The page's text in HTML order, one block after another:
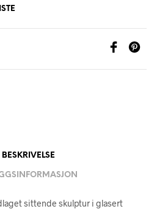
BESKRIVELSE
sittende skulptur i glasert